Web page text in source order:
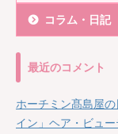
コラム・日記
最近のコメント
ホーチミン髙島屋
イン」ヘア・ビュ